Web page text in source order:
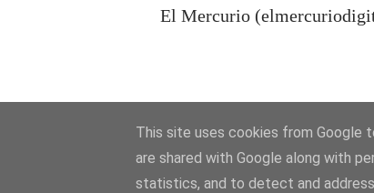
El Mercurio
This site uses cookies from Google
are shared with Google along with
statistics, and to detect and